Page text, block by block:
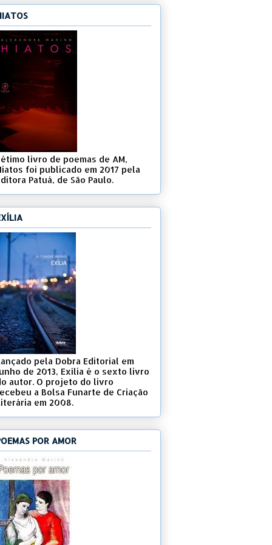
livro de poemas de AM,
foi publicado em 2017 pela
Patuá, de São Paulo.
pela Dobra Editorial em
de 2013, Exília é o sexto livro
autor. O projeto do livro
a Bolsa Funarte de Criação
em 2008.
POR AMOR